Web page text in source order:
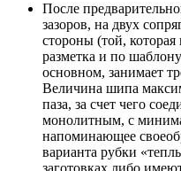
После
зазоров, на двух
стороны (той, которая
разметка и по
основном, занимает
Величина шипа
паза, за счет чего
монолитным, с
напоминающее
варианта рубки